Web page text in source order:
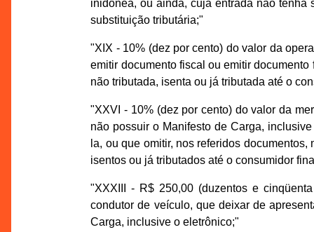
inidônea, ou ainda, cuja entrada não
substituição tributária;"
"XIX - 10% (dez por cento) do valor da
emitir documento fiscal ou emitir
não tributada, isenta ou já tributada até o
"XXVI - 10% (dez por cento) do valor da
não possuir o Manifesto de Carga,
la, ou que omitir, nos referidos
isentos ou já tributados até o consumidor
"XXXIII - R$ 250,00 (duzentos e
condutor de veículo, que deixar de
Carga, inclusive o eletrônico;"